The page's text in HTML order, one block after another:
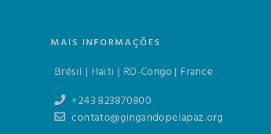
MAIS INFORMAÇÕES
Brésil | Haïti | RD-Congo | France
+243 823870800
contato@gingandopelapaz.org